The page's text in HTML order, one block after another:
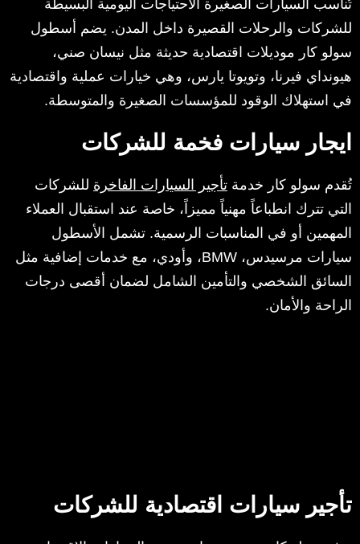
تُناسب السيارات الصغيرة الاحتياجات اليومية البسيطة
للشركات والرحلات القصيرة داخل المدن. يضم أسطول
سولو كار موديلات اقتصادية حديثة مثل نيسان صني،
هيونداي فيرنا، وتويوتا يارس، وهي خيارات عملية واقتصادية
في استهلاك الوقود للمؤسسات الصغيرة والمتوسطة.
ايجار سيارات فخمة للشركات
تُقدم سولو كار خدمة تأجير السيارات الفاخرة للشركات
التي تترك انطباعاً مهنياً مميزاً، خاصة عند استقبال العملاء
المهمين أو في المناسبات الرسمية. تشمل الأسطول
سيارات مرسيدس، BMW، وأودي، مع خدمات إضافية مثل
السائق الشخصي والتأمين الشامل لضمان أقصى درجات
الراحة والأمان.
تأجير سيارات اقتصادية للشركات